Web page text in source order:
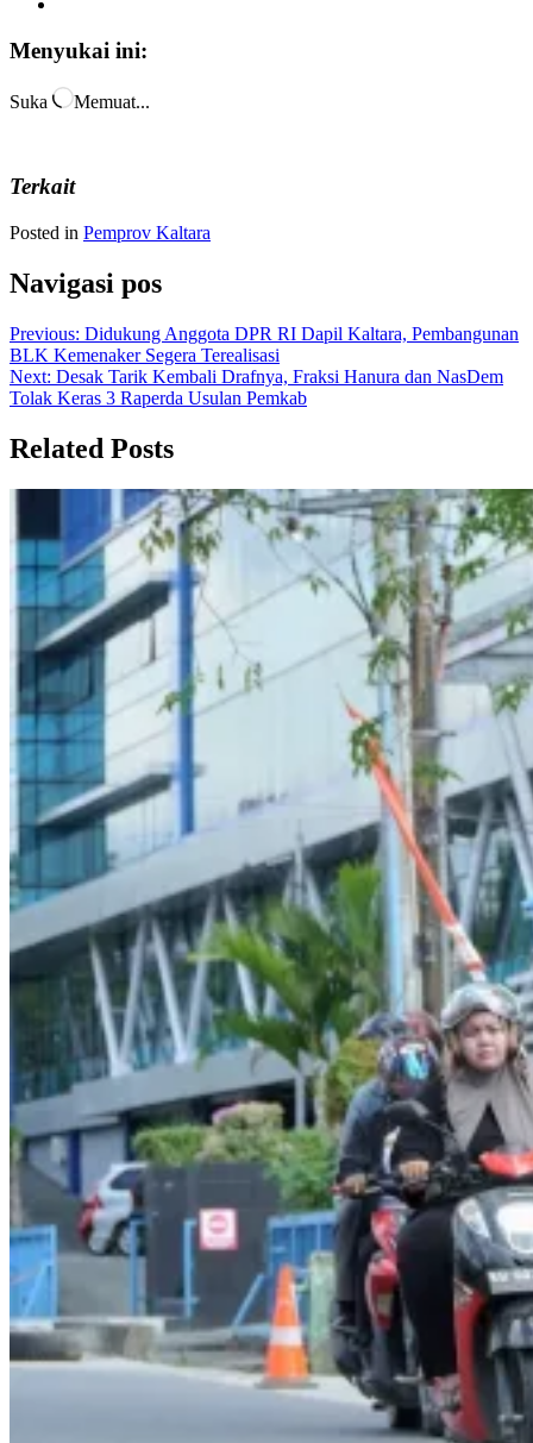
Menyukai ini:
Suka Memuat...
Terkait
Posted in Pemprov Kaltara
Navigasi pos
Previous: Didukung Anggota DPR RI Dapil Kaltara, Pembangunan
BLK Kemenaker Segera Terealisasi
Next: Desak Tarik Kembali Drafnya, Fraksi Hanura dan NasDem
Tolak Keras 3 Raperda Usulan Pemkab
Related Posts